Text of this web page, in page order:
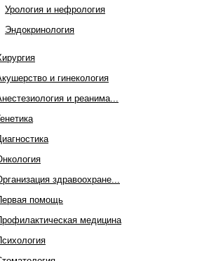
Урология и нефрология
Эндокринология
и гинекология
и реанима...
здравоохране...
помощь
медицина